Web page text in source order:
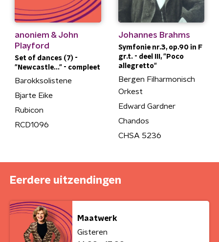
anoniem & John
Playford
Set of dances (7) -
"Newcastle..." - compleet
Barokksolistene
Bjarte Eike
Rubicon
RCD1096
Johannes Brahms
Symfonie nr.3, op.90 in F
gr.t. - deel III, "Poco
allegretto"
Bergen Filharmonisch
Orkest
Edward Gardner
Chandos
CHSA 5236
Eerdere uitzendingen
Maatwerk
Gisteren